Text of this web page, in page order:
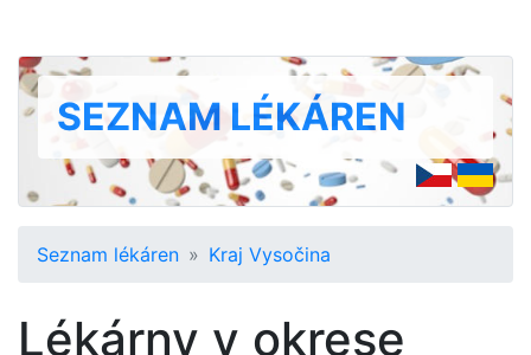
SEZNAM LÉKÁREN
Seznam lékáren Kraj Vysočina
Lékárny v okrese